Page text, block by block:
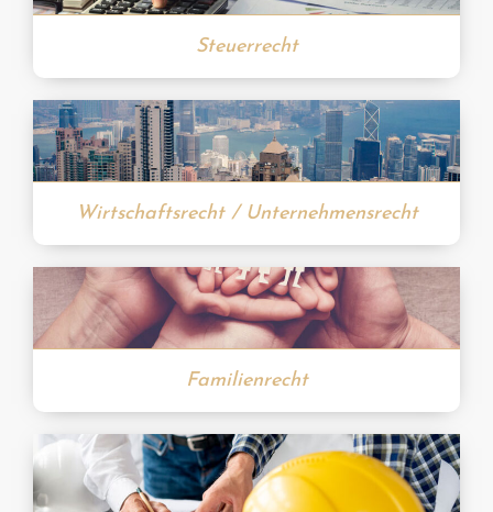
Steuerrecht
Wirtschaftsrecht / Unternehmensrecht
Familienrecht